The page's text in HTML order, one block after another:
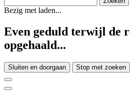
Bezig met laden...
Even geduld terwijl de
opgehaald...
Sluiten en doorgaan Stop met zoeken